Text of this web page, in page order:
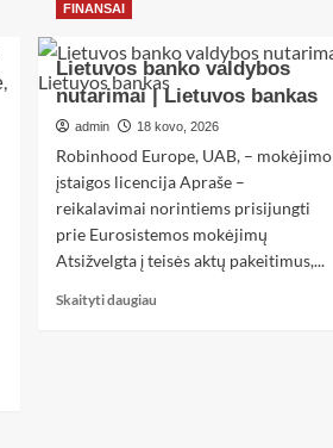
FINANSAI
Lietuvos banko valdybos
nutarimai | Lietuvos bankas
admin 18 kovo, 2026
Robinhood Europe, UAB, – mokėjimo
įstaigos licencija Apraše –
reikalavimai norintiems prisijungti
prie Eurosistemos mokėjimų
Atsižvelgta į teisės aktų pakeitimus,...
Skaityti daugiau